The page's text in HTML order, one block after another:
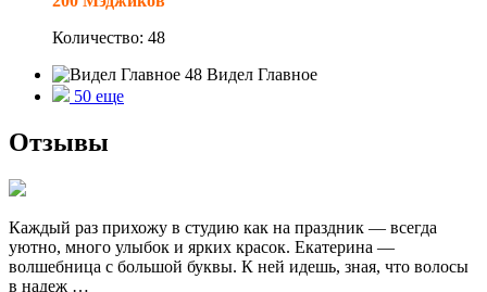
Количество: 48
48 Видел Главное
50 еще
Отзывы
Каждый раз прихожу в студию как на праздник — всегда
уютно, много улыбок и ярких красок. Екатерина —
волшебница с большой буквы. К ней идешь, зная, что волосы
в надеж …